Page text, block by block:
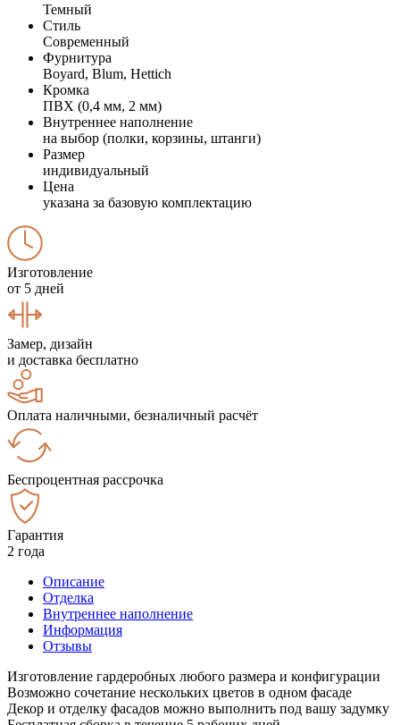
Темный
Стиль
Современный
Фурнитура
Boyard, Blum, Hettich
Кромка
ПВХ (0,4 мм, 2 мм)
Внутреннее наполнение
на выбор (полки, корзины, штанги)
Размер
индивидуальный
Цена
указана за базовую комплектацию
Изготовление
от 5 дней
Замер, дизайн
и доставка бесплатно
Оплата наличными, безналичный расчёт
Беспроцентная рассрочка
Гарантия
2 года
Описание
Отделка
Внутреннее наполнение
Информация
Отзывы
Изготовление гардеробных любого размера и конфигурации
Возможно сочетание нескольких цветов в одном фасаде
Декор и отделку фасадов можно выполнить под вашу задумку